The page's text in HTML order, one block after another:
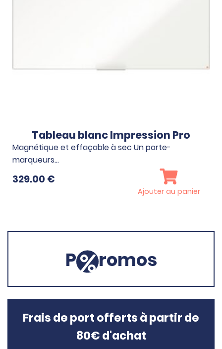
Tableau blanc Impression Pro
Magnétique et effaçable à sec Un porte-
marqueurs…
329.00 €
Ajouter au panier
P romos
Frais de port offerts à partir de
80€ d'achat